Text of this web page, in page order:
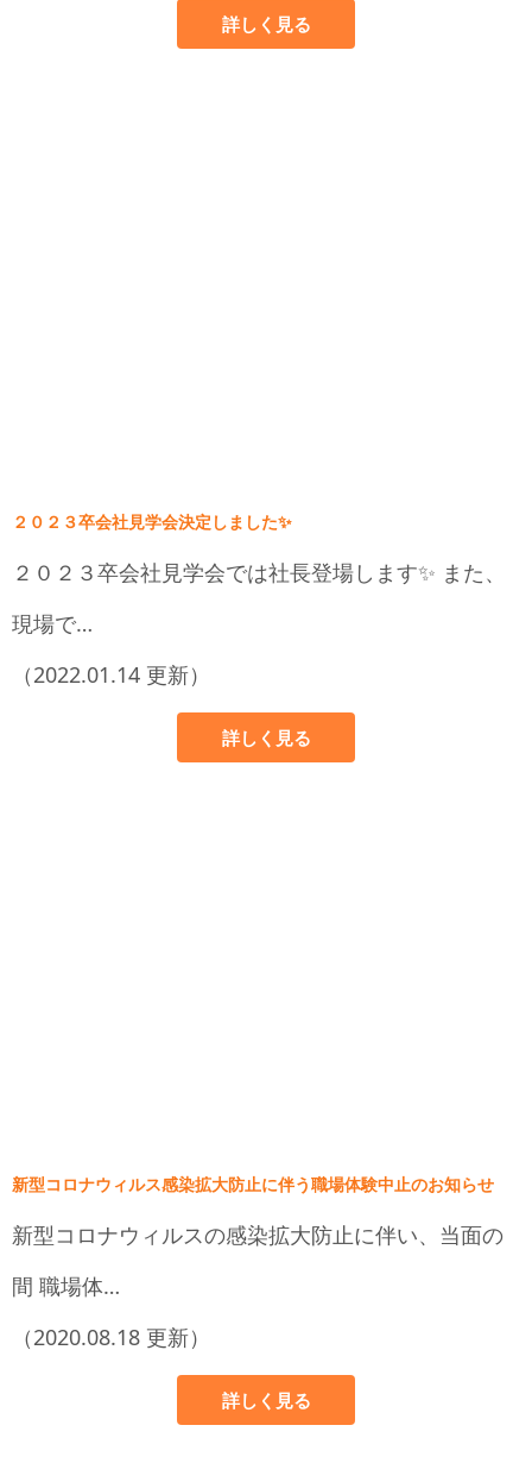
詳しく見る
２０２３卒会社見学会決定しました✨
２０２３卒会社見学会では社長登場します✨ また、
現場で…
（2022.01.14 更新）
詳しく見る
新型コロナウィルス感染拡大防止に伴う職場体験中止のお知らせ
新型コロナウィルスの感染拡大防止に伴い、当面の
間 職場体…
（2020.08.18 更新）
詳しく見る